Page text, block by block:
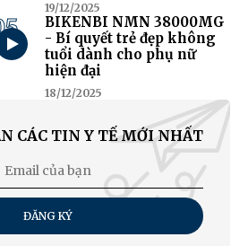
19/12/2025
BIKENBI NMN 38000MG
- Bí quyết trẻ đẹp không
tuổi dành cho phụ nữ
hiện đại
18/12/2025
CÁC TIN Y TẾ MỚI NHẤT
ĐĂNG KÝ